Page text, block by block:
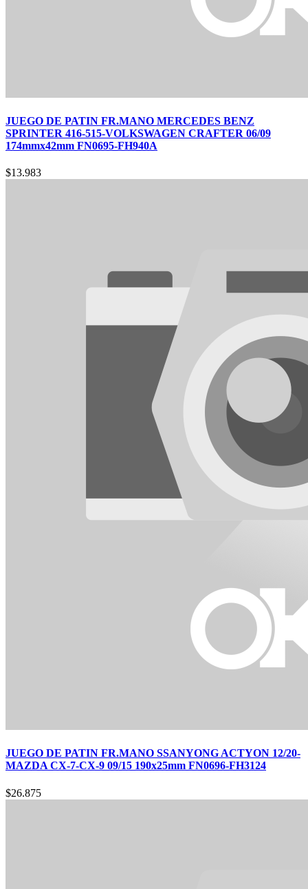
JUEGO DE PATIN FR.MANO MERCEDES BENZ
SPRINTER 416-515-VOLKSWAGEN CRAFTER 06/09
174mmx42mm FN0695-FH940A
$13.983
JUEGO DE PATIN FR.MANO SSANYONG ACTYON 12/20-
MAZDA CX-7-CX-9 09/15 190x25mm FN0696-FH3124
$26.875